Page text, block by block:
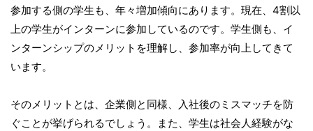
参加する側の学生も、年々増加傾向にあります。現在、4割以
上の学生がインターンに参加しているのです。学生側も、イ
ンターンシップのメリットを理解し、参加率が向上してきて
います。
そのメリットとは、企業側と同様、入社後のミスマッチを防
ぐことが挙げられるでしょう。また、学生は社会人経験がな